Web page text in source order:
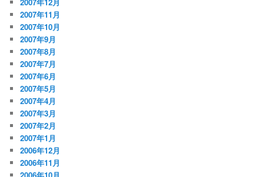
2007年11月
2007年10月
2007年9月
2007年8月
2007年7月
2007年6月
2007年5月
2007年4月
2007年3月
2007年2月
2007年1月
2006年12月
2006年11月